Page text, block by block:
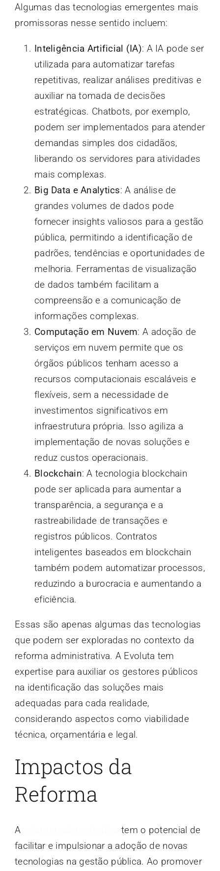
Algumas das tecnologias emergentes mais
promissoras nesse sentido incluem:
Inteligência Artificial (IA): A IA pode ser
utilizada para automatizar tarefas
repetitivas, realizar análises preditivas e
auxiliar na tomada de decisões
estratégicas. Chatbots, por exemplo,
podem ser implementados para atender
demandas simples dos cidadãos,
liberando os servidores para atividades
mais complexas.
Big Data e Analytics: A análise de
grandes volumes de dados pode
fornecer insights valiosos para a gestão
pública, permitindo a identificação de
padrões, tendências e oportunidades de
melhoria. Ferramentas de visualização
de dados também facilitam a
compreensão e a comunicação de
informações complexas.
Computação em Nuvem: A adoção de
serviços em nuvem permite que os
órgãos públicos tenham acesso a
recursos computacionais escaláveis e
flexíveis, sem a necessidade de
investimentos significativos em
infraestrutura própria. Isso agiliza a
implementação de novas soluções e
reduz custos operacionais.
Blockchain: A tecnologia blockchain
pode ser aplicada para aumentar a
transparência, a segurança e a
rastreabilidade de transações e
registros públicos. Contratos
inteligentes baseados em blockchain
também podem automatizar processos,
reduzindo a burocracia e aumentando a
eficiência.
Essas são apenas algumas das tecnologias
que podem ser exploradas no contexto da
reforma administrativa. A Evoluta tem
expertise para auxiliar os gestores públicos
na identificação das soluções mais
adequadas para cada realidade,
considerando aspectos como viabilidade
técnica, orçamentária e legal.
Impactos da
Reforma
A
tem o potencial de
facilitar e impulsionar a adoção de novas
tecnologias na gestão pública. Ao promover